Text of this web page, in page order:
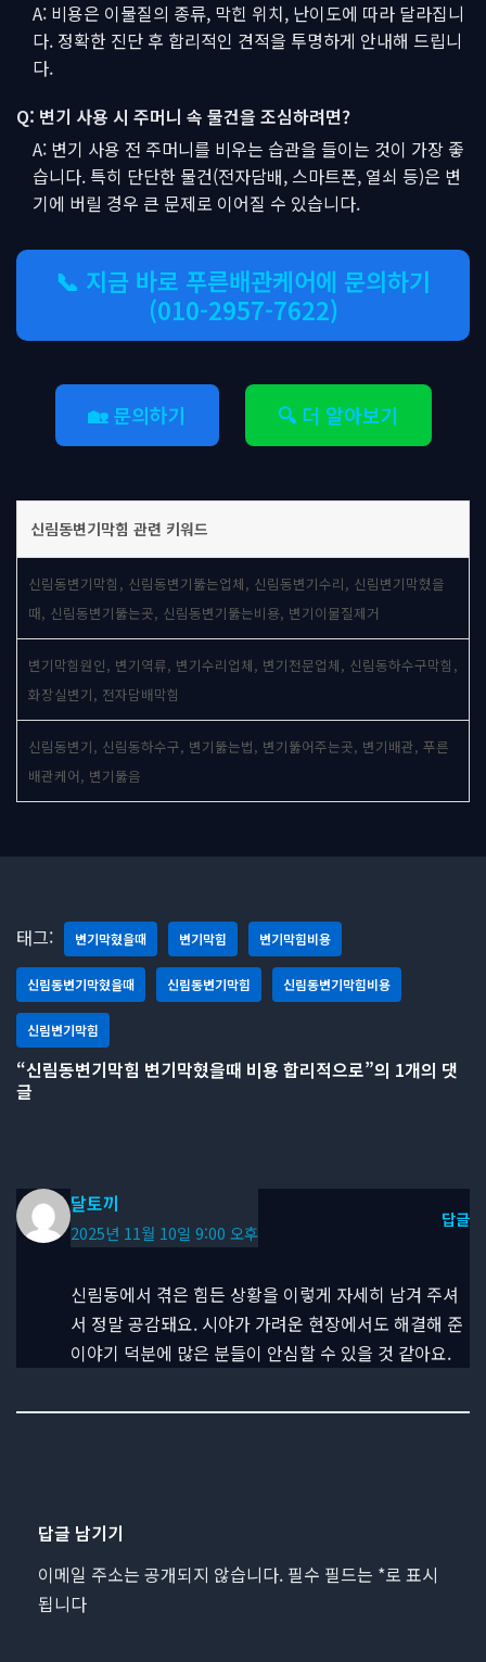
A: 비용은 이물질의 종류, 막힌 위치, 난이도에 따라 달라집니
다. 정확한 진단 후 합리적인 견적을 투명하게 안내해 드립니
다.
Q: 변기 사용 시 주머니 속 물건을 조심하려면?
A: 변기 사용 전 주머니를 비우는 습관을 들이는 것이 가장 좋
습니다. 특히 단단한 물건(전자담배, 스마트폰, 열쇠 등)은 변
기에 버릴 경우 큰 문제로 이어질 수 있습니다.
📞 지금 바로 푸른배관케어에 문의하기
(010-2957-7622)
🏡 문의하기 🔍 더 알아보기
신림동변기막힘 관련 키워드
신림동변기막힘, 신림동변기뚫는업체, 신림동변기수리, 신림변기막혔을
때, 신림동변기뚫는곳, 신림동변기뚫는비용, 변기이물질제거
변기막힘원인, 변기역류, 변기수리업체, 변기전문업체, 신림동하수구막힘,
화장실변기, 전자담배막힘
신림동변기, 신림동하수구, 변기뚫는법, 변기뚫어주는곳, 변기배관, 푸른
배관케어, 변기뚫음
태그: 변기막혔을때 변기막힘 변기막힘비용
신림동변기막혔을때 신림동변기막힘 신림동변기막힘비용
신림변기막힘
“신림동변기막힘 변기막혔을때 비용 합리적으로”의 1개의 댓
글
달토끼
2025년 11월 10일 9:00 오후
답글
신림동에서 겪은 힘든 상황을 이렇게 자세히 남겨 주셔
서 정말 공감돼요. 시야가 가려운 현장에서도 해결해 준
이야기 덕분에 많은 분들이 안심할 수 있을 것 같아요.
답글 남기기
이메일 주소는 공개되지 않습니다. 필수 필드는 *로 표시
됩니다